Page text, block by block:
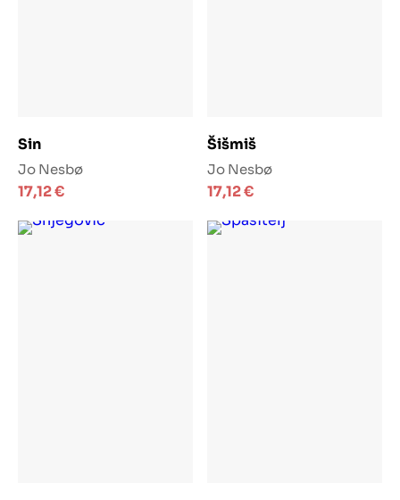
Sin
Jo Nesbø
17,12€
Šišmiš
Jo Nesbø
17,12€